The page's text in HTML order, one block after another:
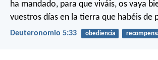
ha mandado, para que viváis, os vaya
vuestros días en la tierra que habéis de
Deuteronomio 5:33 obediencia